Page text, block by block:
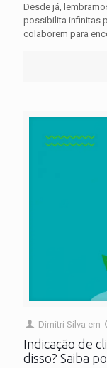
Desde já,
possibilita infinitas
colaborem para
Dimitri Silva em
Indicação de
disso? Saiba